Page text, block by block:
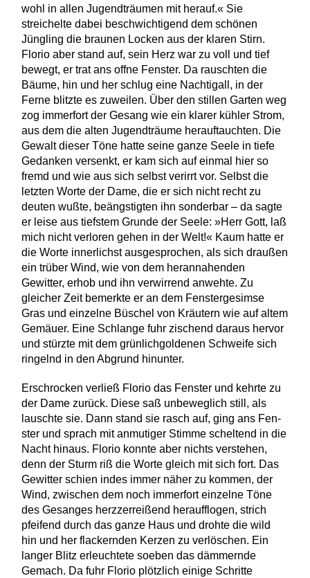
wohl in allen Jugendträumen mit herauf.« Sie
streichelte dabei beschwichtigend dem schönen
Jüngling die braunen Locken aus der klaren Stirn.
Florio aber stand auf, sein Herz war zu voll und tief
bewegt, er trat ans offne Fenster. Da rauschten die
Bäume, hin und her schlug eine Nachtigall, in der
Ferne blitzte es zuweilen. Über den stillen Garten weg
zog immerfort der Gesang wie ein klarer kühler Strom,
aus dem die alten Jugendträume herauftauchten. Die
Gewalt dieser Töne hatte seine ganze Seele in tiefe
Gedanken versenkt, er kam sich auf einmal hier so
fremd und wie aus sich selbst verirrt vor. Selbst die
letzten Worte der Dame, die er sich nicht recht zu
deuten wußte, beängstigten ihn sonderbar – da sagte
er leise aus tiefstem Grunde der Seele: »Herr Gott, laß
mich nicht verloren gehen in der Welt!« Kaum hatte er
die Worte innerlichst ausgesprochen, als sich draußen
ein trüber Wind, wie von dem herannahenden
Gewitter, erhob und ihn verwirrend anwehte. Zu
gleicher Zeit bemerkte er an dem Fenstergesimse
Gras und einzelne Büschel von Kräutern wie auf altem
Gemäuer. Eine Schlange fuhr zischend daraus hervor
und stürzte mit dem grünlichgoldenen Schweife sich
ringelnd in den Abgrund hinunter.
Erschrocken verließ Florio das Fenster und kehrte zu
der Dame zurück. Diese saß unbeweglich still, als
lauschte sie. Dann stand sie rasch auf, ging ans Fen­
ster und sprach mit anmutiger Stimme scheltend in die
Nacht hinaus. Florio konnte aber nichts verste­hen,
denn der Sturm riß die Worte gleich mit sich fort. Das
Gewitter schien indes immer näher zu kommen, der
Wind, zwischen dem noch immerfort einzelne Töne
des Gesanges herzzerreißend heraufflogen, strich
pfei­fend durch das ganze Haus und drohte die wild
hin und her flackernden Kerzen zu verlöschen. Ein
langer Blitz erleuchtete soeben das dämmernde
Gemach. Da fuhr Florio plötzlich einige Schritte